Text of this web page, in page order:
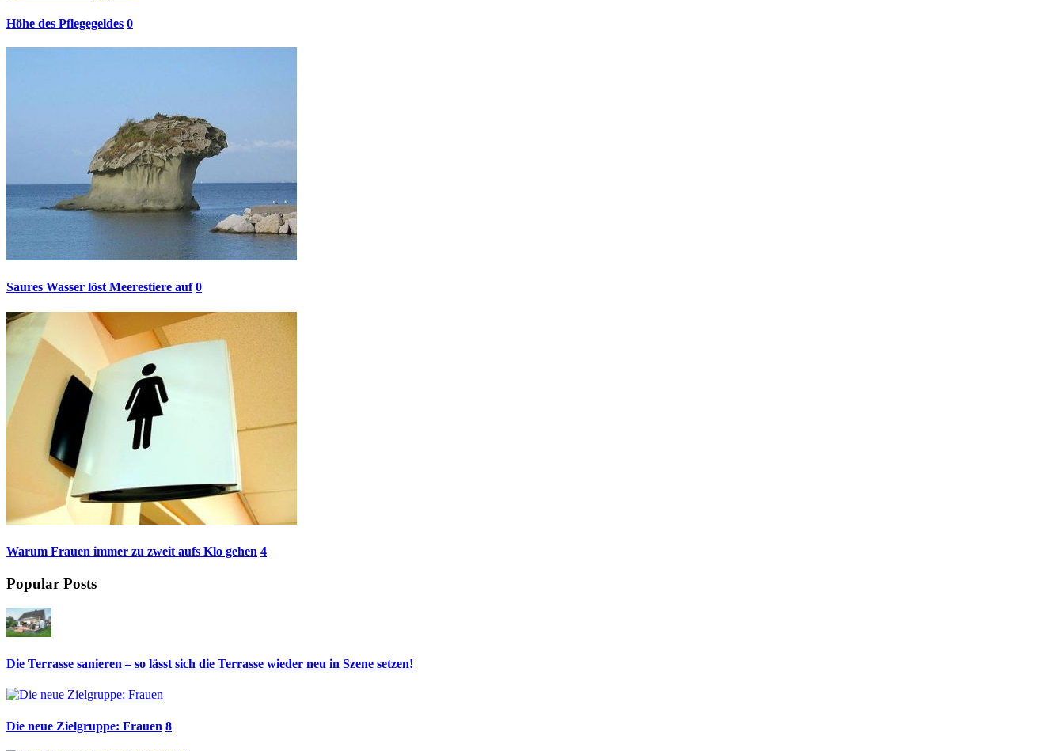
Höhe des Pflegegeldes 0
Saures Wasser löst Meerestiere auf 0
Warum Frauen immer zu zweit aufs Klo gehen 4
Popular Posts
Die Terrasse sanieren – so lässt sich die Terrasse wieder neu in Szene setzen!
Die neue Zielgruppe: Frauen 8